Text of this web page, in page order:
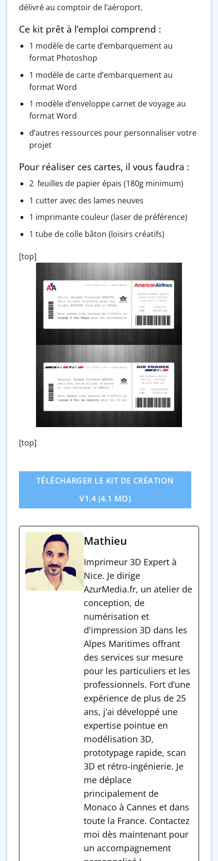
délivré au comptoir de l’aéroport.
Ce kit prêt à l’emploi comprend :
1 modèle de carte d’embarquement au
format Photoshop
1 modèle de carte d’embarquement au
format Word
1 modèle d’enveloppe carnet de voyage au
format Word
d’autres ressources pour personnaliser votre
projet
Pour réaliser ces cartes, il vous faudra :
2 feuilles de papier épais (180g minimum)
1 cutter avec des lames neuves
1 imprimante couleur (laser de préférence)
1 tube de colle bâton (loisirs créatifs)
[top]
[top]
TÉLÉCHARGER LE KIT DE CRÉATION
V1.4 (4.1 MO)
Mathieu
Imprimeur 3D Expert à
Nice. Je dirige
AzurMedia.fr, un atelier de
conception, de
numérisation et
d'impression 3D dans les
Alpes Maritimes offrant
des services sur mesure
pour les particuliers et les
professionnels. Fort d’une
expérience de plus de 25
ans, j’ai développé une
expertise pointue en
modélisation 3D,
prototypage rapide, scan
3D et rétro-ingénierie. Je
me déplace
principalement de
Monaco à Cannes et dans
toute la France. Contactez
moi dès maintenant pour
un accompagnement